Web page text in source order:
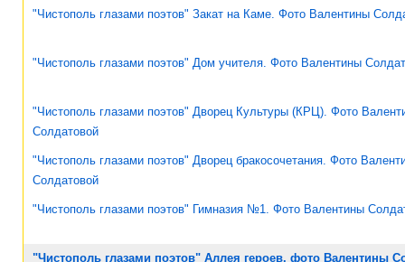
"Чистополь глазами поэтов" Закат на Каме. Фото Валентины
"Чистополь глазами поэтов" Дом учителя. Фото Валентины
"Чистополь глазами поэтов" Дворец Культуры (КРЦ). Фото
Солдатовой
"Чистополь глазами поэтов" Дворец бракосочетания. Фото
Солдатовой
"Чистополь глазами поэтов" Гимназия №1. Фото Валентины
"Чистополь глазами поэтов" Аллея героев. фото Валентины